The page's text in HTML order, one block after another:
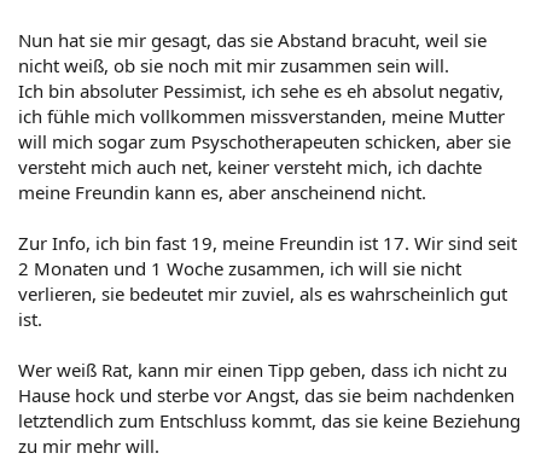
Nun hat sie mir gesagt, das sie Abstand bracuht, weil sie
nicht weiß, ob sie noch mit mir zusammen sein will.
Ich bin absoluter Pessimist, ich sehe es eh absolut negativ,
ich fühle mich vollkommen missverstanden, meine Mutter
will mich sogar zum Psyschotherapeuten schicken, aber sie
versteht mich auch net, keiner versteht mich, ich dachte
meine Freundin kann es, aber anscheinend nicht.
Zur Info, ich bin fast 19, meine Freundin ist 17. Wir sind seit
2 Monaten und 1 Woche zusammen, ich will sie nicht
verlieren, sie bedeutet mir zuviel, als es wahrscheinlich gut
ist.
Wer weiß Rat, kann mir einen Tipp geben, dass ich nicht zu
Hause hock und sterbe vor Angst, das sie beim nachdenken
letztendlich zum Entschluss kommt, das sie keine Beziehung
zu mir mehr will.